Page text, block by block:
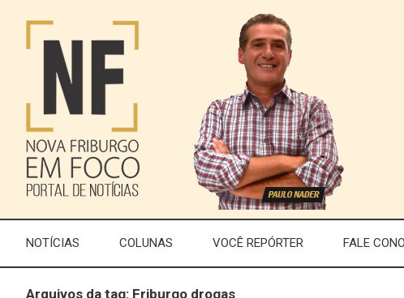
NOTÍCIAS COLUNAS VOCÊ REPÓRTER FALE
Arquivos da tag: Friburgo drogas